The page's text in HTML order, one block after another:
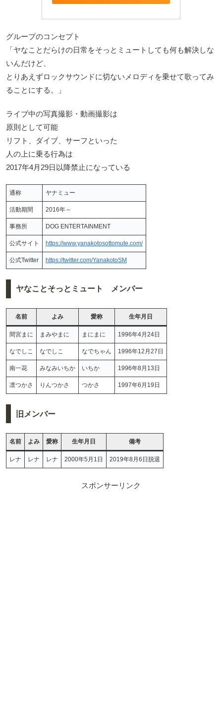
グループのコンセプト
「ヤなことだらけの日常をそっとミュートしても何も解決しな
いんだけど、
とりあえずロックサウンドに切ないメロディを乗せて歌ってみ
ることにする。」
ライブ中の写真撮影・動画撮影は
原則として可能
リフト、ダイブ、サーフといった
人の上に乗る行為は
2017年4月29日以降禁止になっている
通称 ヤナミュー
活動期間 2016年～
事務所 DOG ENTERTAINMENT
公式サイト https://www.yanakotosottomute.com/
公式Twitter https://twitter.com/YanakotoSM
ヤなことそっとミュート メンバー
名前 よみ 愛称 生年月日
間宮まに まみやまに まにまに 1996年4月24日
なでしこ なでしこ なでちゃん 1996年12月27日
南一花 みなみいちか いちか 1996年8月13日
凛つかさ りんつかさ つかさ 1997年6月19日
旧メンバー
名前 よみ 愛称 生年月日 備考
レナ レナ レナ 2000年5月1日 2019年8月6日脱退
スポンサーリンク